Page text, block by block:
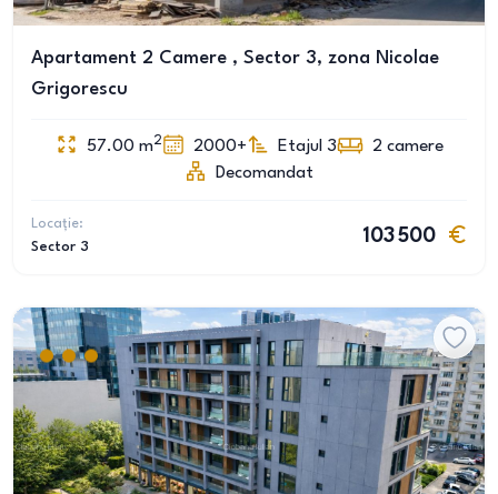
Apartament 2 Camere , Sector 3, zona Nicolae
Grigorescu
57.00 m2 2000+ Etajul 3 2 camere
Decomandat
Locație:
Sector 3
103 500